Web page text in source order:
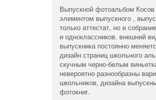
Выпускной фотоальбом
элементом выпускного ,
только аттестат, но и
и одноклассников. внешний
выпускника постоянно
дизайн страниц школьного
скучным черно-белым
невероятно разнообразны
школьников, дизайна
фотокниг.